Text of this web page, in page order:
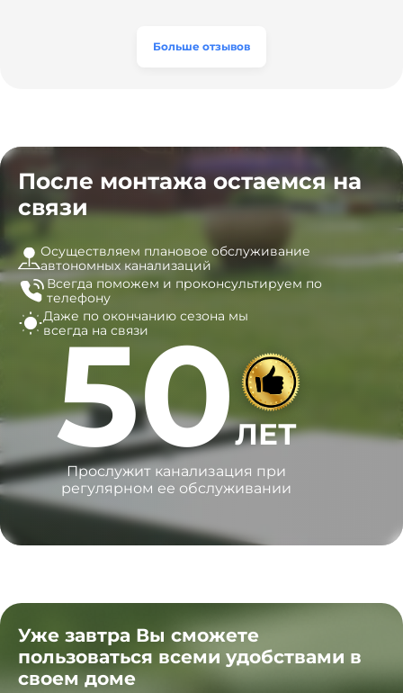
эту компанию всем, кто ищет надёжных
Больше отзывов
После монтажа остаемся на
связи
Осуществляем плановое обслуживание
автономных канализаций
Всегда поможем и проконсультируем по
телефону
Даже по окончанию сезона мы
всегда на связи
50ЛЕТ
Прослужит канализация при
регулярном ее обслуживании
Уже завтра Вы сможете
пользоваться всеми удобствами в
своем доме